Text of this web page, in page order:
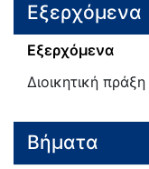
Εξερχόμενα
Εξερχόμενα
Διοικητική πράξη
Βήματα